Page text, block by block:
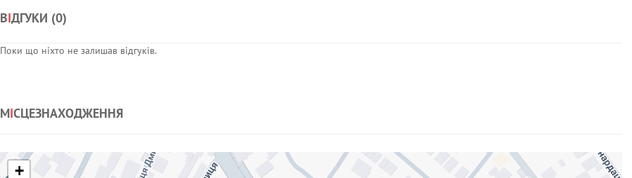
ВІДГУКИ (0)
Поки що ніхто не залишав відгуків.
МІСЦЕЗНАХОДЖЕННЯ
+